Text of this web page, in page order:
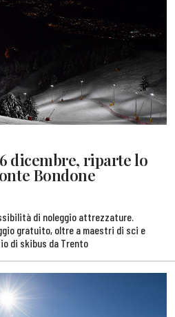
dicembre, riparte lo
Bondone
di noleggio attrezzature.
gratuito, oltre a maestri di sci e
di skibus da Trento